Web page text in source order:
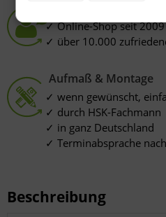
Online-Shop seit 2009
über 10.000
Aufmaß & Montage
wenn gewünscht,
durch HSK-Fachmann
in ganz Deutschland
Terminabsprache
Beschreibung
Verwendung von Profilen zur
Erstellung von Profilen zur
Verwendung von Profilen zur
Analyse von Zielgruppen durch
Daten aus verschiedenen Quellen
Entwicklung und Verbesserung
Verwendung reduzierter Daten zur
Besondere Features:
Verwendung genauer Standortdaten
Endgeräteeigenschaften zur